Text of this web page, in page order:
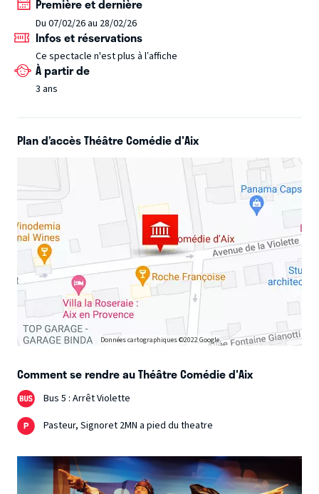
commença à sombrer . Dans sa chute vers le grand bleu, le
capitaine brossa réussit à attraper à temps une carte et
une bouteille qu'il jeta à la mer . La légende raconte qu'à
bord du navire se trouvait un mystérieux coffret qui
permettait à son possesseur d'obtenir toutes choses... on
l'appelait “ la boîte aux milles écumes”
Première et dernière
Du 07/02/26 au 28/02/26
Infos et réservations
Ce spectacle n'est plus à l’affiche
À partir de
3 ans
Plan d’accès Théâtre Comédie d'Aix
Données cartographiques ©2022 Google
Comment se rendre au Théâtre Comédie d'Aix
Bus 5 : Arrêt Violette
Pasteur, Signoret 2MN a pied du theatre